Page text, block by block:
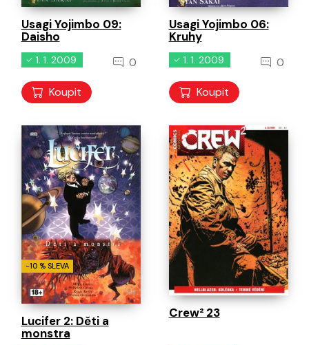
Usagi Yojimbo 09:
Daisho
1. 1. 2009 0
Koupit
Usagi Yojimbo 06:
Kruhy
1. 1. 2009 0
Koupit
-10 % SLEVA
Lucifer 2: Děti a
monstra
Crew² 23